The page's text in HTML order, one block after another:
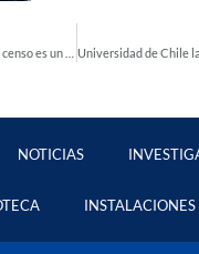
NOTICIAS
INSTALACIONES